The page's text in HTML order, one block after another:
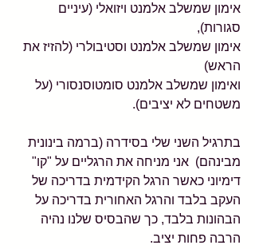
אימון שמשלב אלמנט ויזואלי (עיניים
סגורות),
אימון שמשלב אלמנט וסטיבולרי (להזיז את
הראש)
ואימון שמשלב אלמנט סומטוסנסורי (על
משטחים לא יציבים).
בתרגיל השני שלי בסידרה (ברמה בינונית
מבינהם)  אני מניחה את הרגליים על "קו"
דימיוני כאשר הרגל הקידמית בדריכה של
העקב בלבד והרגל האחורית בדריכה על
הבהונות בלבד, כך שהבסיס שלנו נהיה
הרבה פחות יציב.